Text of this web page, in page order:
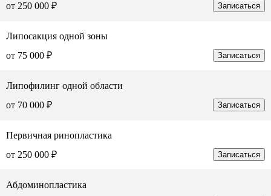
от 250 000 ₽
Записаться
Липосакция одной зоны
от 75 000 ₽
Записаться
Липофилинг одной области
от 70 000 ₽
Записаться
Первичная ринопластика
от 250 000 ₽
Записаться
Абдоминопластика